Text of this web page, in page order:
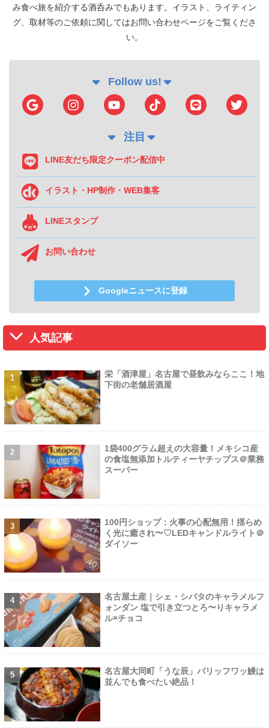
み食べ旅を紹介する酒呑みでもあります。イラスト、ライティン
グ、取材等のご依頼に関してはお問い合わせページをご覧くださ
い。
Follow us!
注目
LINE友だち限定クーポン配信中
イラスト・HP制作・WEB集客
LINEスタンプ
お問い合わせ
Googleニュースに登録
人気記事
栄「酒津屋」名古屋で昼飲みならここ！地
下街の老舗居酒屋
1袋400グラム超えの大容量！メキシコ産
の食塩無添加トルティーヤチップス＠業務
スーパー
100円ショップ：火事の心配無用！揺らめ
く光に癒され〜♡LEDキャンドルライト＠
ダイソー
名古屋土産｜シェ・シバタのキャラメルフ
ォンダン 塩で引き立つとろ〜りキャラメ
ル×チョコ
名古屋大同町「うな辰」パリッフワッ鰻は
並んでも食べたい絶品！